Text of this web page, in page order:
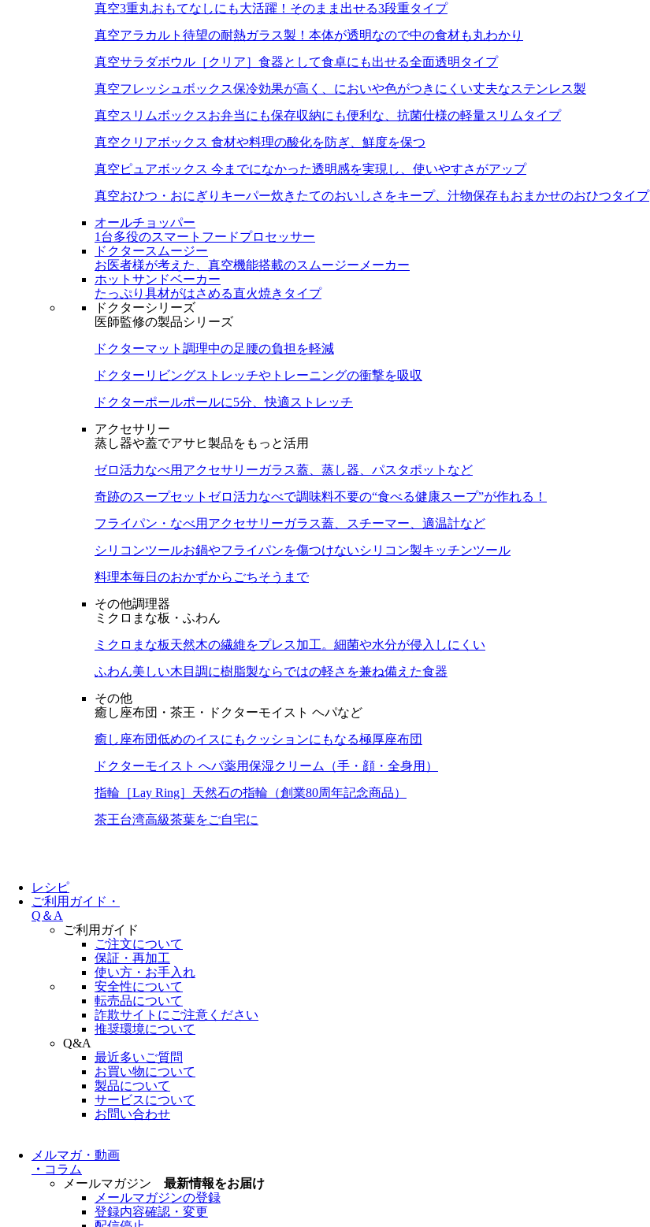
真空3重丸おもてなしにも大活躍！そのまま出せる3段重タイプ
真空アラカルト 待望の耐熱ガラス製！本体が透明なので中の食材も丸わかり
真空サラダボウル［クリア］ 食器として食卓にも出せる全面透明タイプ
真空フレッシュボックス保冷効果が高く、においや色がつきにくい丈夫なステンレス製
真空スリムボックスお弁当にも保存収納にも便利な、抗菌仕様の軽量スリムタイプ
真空クリアボックス 食材や料理の酸化を防ぎ、鮮度を保つ
真空ピュアボックス 今までになかった透明感を実現し、使いやすさがアップ
真空おひつ・おにぎりキーパー炊きたてのおいしさをキープ、汁物保存もおまかせのおひつタイプ
オールチョッパー
1台多役のスマートフードプロセッサー
ドクタースムージー
お医者様が考えた、真空機能搭載のスムージーメーカー
ホットサンドベーカー
たっぷり具材がはさめる直火焼きタイプ
ドクターシリーズ
医師監修の製品シリーズ
ドクターマット 調理中の足腰の負担を軽減
ドクターリビングストレッチやトレーニングの衝撃を吸収
ドクターポールポールに5分、快適ストレッチ
アクセサリー
蒸し器や蓋でアサヒ製品をもっと活用
ゼロ活力なべ用アクセサリーガラス蓋、蒸し器、パスタポットなど
奇跡のスープセット ゼロ活力なべで調味料不要の“食べる健康スープ”が作れる！
フライパン・なべ用アクセサリーガラス蓋、スチーマー、適温計など
シリコンツールお鍋やフライパンを傷つけないシリコン製キッチンツール
料理本毎日のおかずからごちそうまで
その他調理器
ミクロまな板・ふわん
ミクロまな板天然木の繊維をプレス加工。細菌や水分が侵入しにくい
ふわん美しい木目調に樹脂製ならではの軽さを兼ね備えた食器
その他
癒し座布団・茶王・ドクターモイスト ヘパなど
癒し座布団低めのイスにもクッションにもなる極厚座布団
ドクターモイスト へパ薬用保湿クリーム（手・顔・全身用）
指輪［Lay Ring］ 天然石の指輪（創業80周年記念商品）
茶王台湾高級茶葉をご自宅に
レシピ
ご利用ガイド・
Q＆A
ご利用ガイド
ご注文について
保証・再加工
使い方・お手入れ
安全性について
転売品について
詐欺サイトにご注意ください
推奨環境について
Q&A
最近多いご質問
お買い物について
製品について
サービスについて
お問い合わせ
メルマガ・動画
・ コラム
メールマガジン 最新情報をお届け
メールマガジンの登録
登録内容確認・変更